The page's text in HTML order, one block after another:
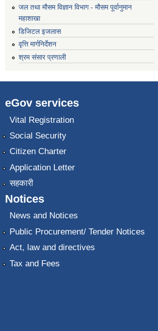
जल तथा मौसम विज्ञान विभाग - मौसम पूर्वानुमान
महाशाखा
डिजिटल इजलास
वृत्ति मार्गनिर्देशन
श्रम संसार प्रणाली
eGov services
Vital Registration
Social Security
Citizen Charter
Application Letter
सहकारी
Notices
News and Notices
Public Procurement/ Tender Notices
Act, law and directives
Tax and Fees